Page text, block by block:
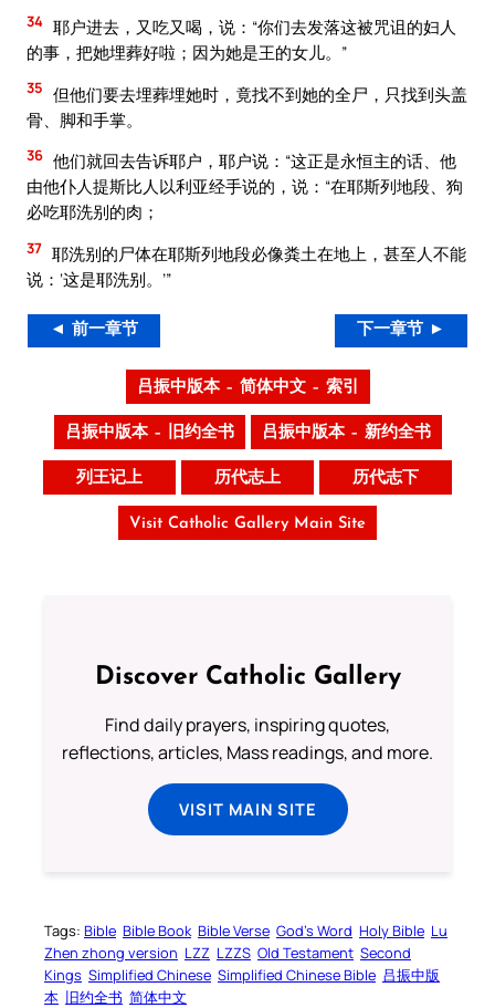
34 耶户进去，又吃又喝，说：“你们去发落这被咒诅的妇人
的事，把她埋葬好啦；因为她是王的女儿。”
35 但他们要去埋葬埋她时，竟找不到她的全尸，只找到头盖
骨、脚和手掌。
36 他们就回去告诉耶户，耶户说：“这正是永恒主的话、他
由他仆人提斯比人以利亚经手说的，说：“在耶斯列地段、狗
必吃耶洗别的肉；
37 耶洗别的尸体在耶斯列地段必像粪土在地上，甚至人不能
说：‘这是耶洗别。’”
◄ 前一章节 下一章节 ►
吕振中版本 – 简体中文 – 索引
吕振中版本 – 旧约全书 吕振中版本 – 新约全书
列王记上 历代志上 历代志下
Visit Catholic Gallery Main Site
Discover Catholic Gallery
Find daily prayers, inspiring quotes,
reflections, articles, Mass readings, and more.
VISIT MAIN SITE
Tags: Bible Bible Book Bible Verse God’s Word Holy Bible Lu
Zhen zhong version LZZ LZZS Old Testament Second
Kings Simplified Chinese Simplified Chinese Bible 吕振中版
本 旧约全书 简体中文